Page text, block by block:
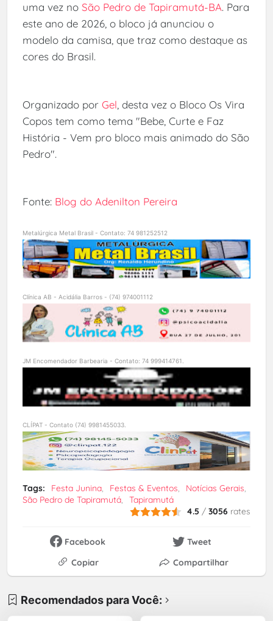
uma vez no São Pedro de Tapiramutá-BA. Para
este ano de 2026, o bloco já anunciou o
modelo da camisa, que traz como destaque as
cores do Brasil.
Organizado por Gel , desta vez o Bloco Os Vira
Copos tem como tema "Bebe, Curte e Faz
História - Vem pro bloco mais animado do São
Pedro".
Fonte: Blog do Adenilton Pereira
Metalúrgica Metal Brasil - Contato: 74 981252512
Clínica AB - Acidália Barros - (74) 974001112
JM Encomendador Barbearia - Contato: 74 999414761.
CLÍPAT - Contato (74) 9981455033.
Tags: Festa Junina Festas & Eventos
Notícias Gerais
São Pedro de Tapiramutá
Tapiramutá
4.5 /3056 rates
Facebook
Tweet
Copiar
Compartilhar
Recomendados para Você: